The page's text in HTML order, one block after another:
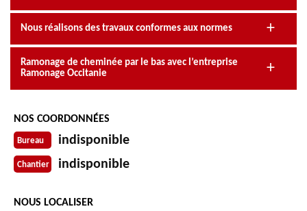
Nous réalisons des travaux conformes aux normes
Ramonage de cheminée par le bas avec l’entreprise
Ramonage Occitanie
NOS COORDONNÉES
Bureau indisponible
Chantier indisponible
NOUS LOCALISER